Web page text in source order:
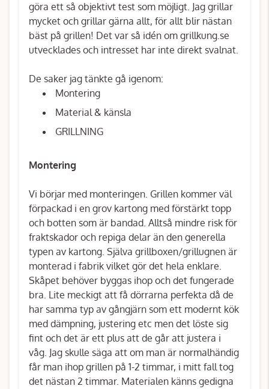
göra ett så objektivt test som möjligt. Jag grillar
mycket och grillar gärna allt, för allt blir nästan
bäst på grillen! Det var så idén om grillkung.se
utvecklades och intresset har inte direkt svalnat.
De saker jag tänkte gå igenom:
Montering
Material & känsla
GRILLNING
Montering
Vi börjar med monteringen. Grillen kommer väl
förpackad i en grov kartong med förstärkt topp
och botten som är bandad. Alltså mindre risk för
fraktskador och repiga delar än den generella
typen av kartong. Själva grillboxen/grillugnen är
monterad i fabrik vilket gör det hela enklare.
Skåpet behöver byggas ihop och det fungerade
bra. Lite meckigt att få dörrarna perfekta då de
har samma typ av gångjärn som ett modernt kök
med dämpning, justering etc men det löste sig
fint och det är ett plus att de går att justera i
våg. Jag skulle säga att om man är normalhändig
får man ihop grillen på 1-2 timmar, i mitt fall tog
det nästan 2 timmar. Materialen känns gedigna